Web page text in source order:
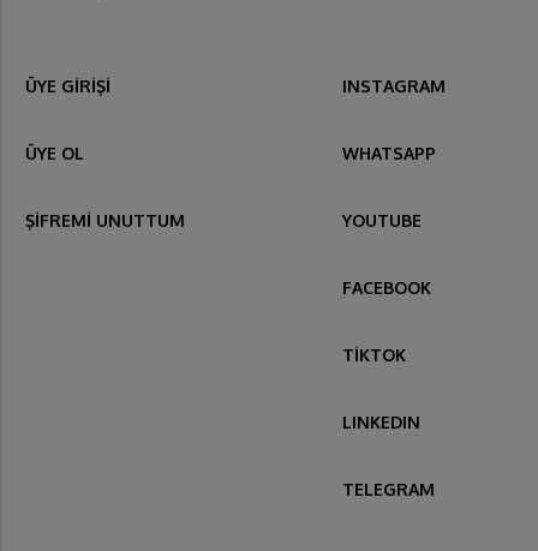
ÜYE GİRİŞİ
ÜYE OL
ŞİFREMİ UNUTTUM
INSTAGRAM
WHATSAPP
YOUTUBE
FACEBOOK
TİKTOK
LINKEDIN
TELEGRAM